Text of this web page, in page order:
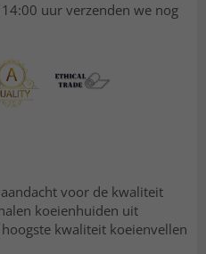
uur verzenden we nog
voor de kwaliteit
koeienhuiden uit
kwaliteit koeienvellen